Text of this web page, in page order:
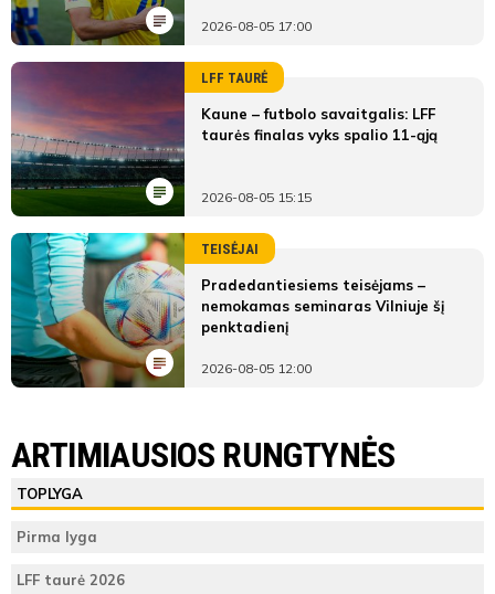
2026-08-05 17:00
LFF TAURĖ
Kaune – futbolo savaitgalis: LFF
taurės finalas vyks spalio 11-ąją
2026-08-05 15:15
TEISĖJAI
Pradedantiesiems teisėjams –
nemokamas seminaras Vilniuje šį
penktadienį
2026-08-05 12:00
ARTIMIAUSIOS RUNGTYNĖS
TOPLYGA
Pirma lyga
LFF taurė 2026